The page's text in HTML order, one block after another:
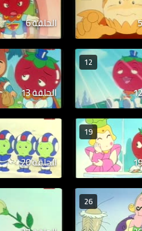
الحلقة 6
12
الحلقة 13
19
الحلقة 20
26